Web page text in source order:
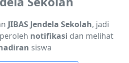
JIBAS Jendela Sekolah, jadi
notifikasi dan melihat
siswa